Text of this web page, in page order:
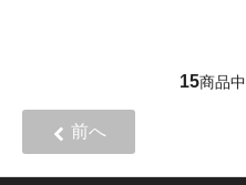
15商品中
前へ